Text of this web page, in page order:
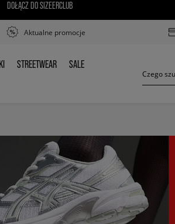
DOŁĄCZ DO SIZEERCLUB
Aktualne promocje
STREETWEAR
STREETWEAR SALE
SALE